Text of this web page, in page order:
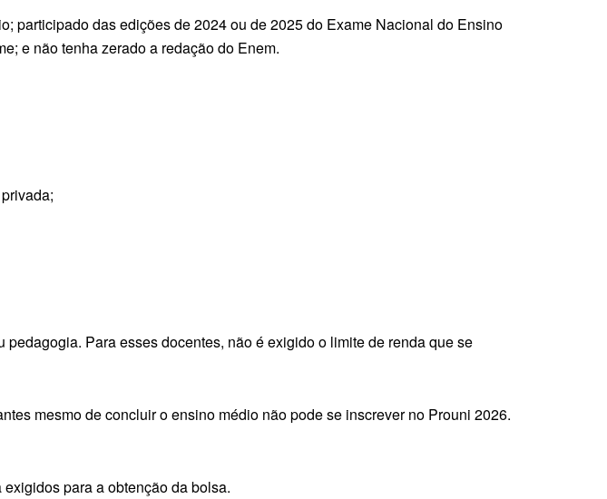
participado das edições de 2024 ou de 2025 do Exame Nacional do Ensino
e não tenha zerado a redação do Enem.
Para esses docentes, não é exigido o limite de renda que se
mesmo de concluir o ensino médio não pode se inscrever no Prouni 2026.
para a obtenção da bolsa.